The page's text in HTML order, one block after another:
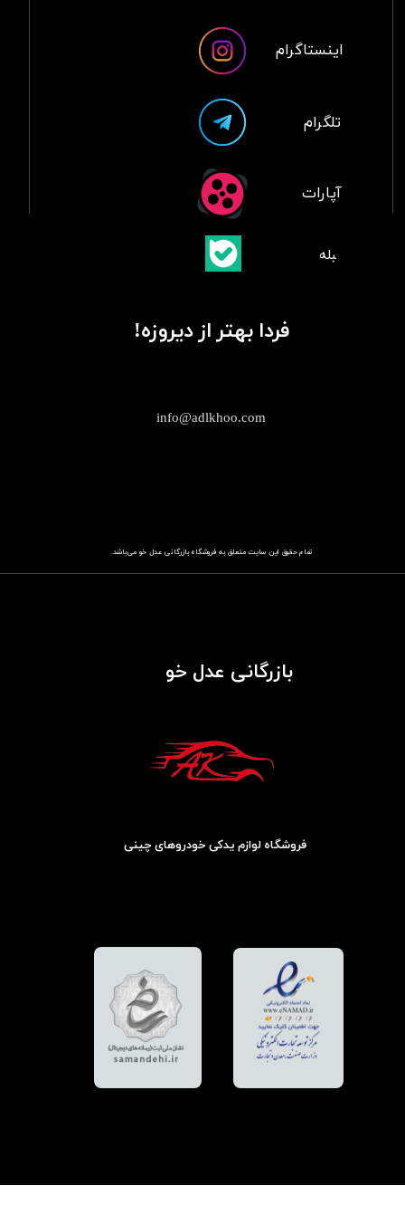
تمام حقوق این سایت متعلق به فروشگاهباز​​​​​​​رگانی عدل خو می‌باشد.
info@adlkhoo.com
بازرگانی عدل خو
فردا بهتر از دیروزه!
فروشگاه لوازم یدکی خودروهای چینی
آپارات
تلگرام
اینستاگرام
​بلبله​​​​​​​بله